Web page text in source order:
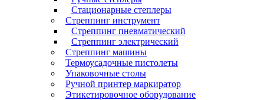
Стационарные степлеры
Стреппинг инструмент
Стреппинг пневматический
Стреппинг электрический
Стреппинг машины
Термоусадочные пистолеты
Упаковочные столы
Ручной принтер маркиратор
Этикетировочное оборудование